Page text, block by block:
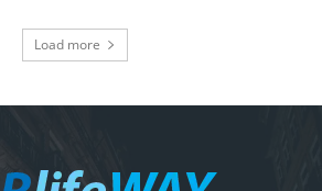
Load more